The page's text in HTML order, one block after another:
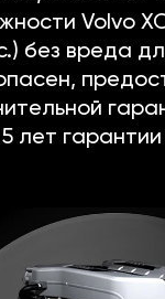
Volvo
без вреда
лет гарантии